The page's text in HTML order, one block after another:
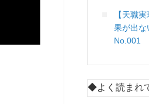
【天職
果が出な
No.001
◆よく読まれ